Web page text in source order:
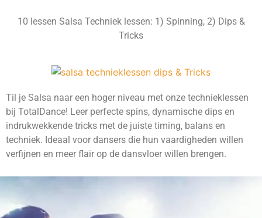
10 lessen Salsa Techniek lessen: 1) Spinning, 2) Dips &
Tricks
Til je Salsa naar een hoger niveau met onze technieklessen
bij TotalDance! Leer perfecte spins, dynamische dips en
indrukwekkende tricks met de juiste timing, balans en
techniek. Ideaal voor dansers die hun vaardigheden willen
verfijnen en meer flair op de dansvloer willen brengen.